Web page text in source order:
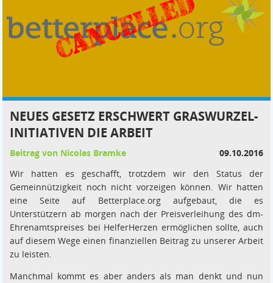
NEUES GESETZ ERSCHWERT GRASWURZEL-
INITIATIVEN DIE ARBEIT
Beitrag von Nicolas Bramke
09.10.2016
Wir hatten es geschafft, trotzdem wir den Status der
Gemeinnützigkeit noch nicht vorzeigen können. Wir hatten
eine Seite auf Betterplace.org aufgebaut, die es
Unterstützern ab morgen nach der Preisverleihung des dm-
Ehrenamtspreises bei HelferHerzen ermöglichen sollte, auch
auf diesem Wege einen finanziellen Beitrag zu unserer Arbeit
zu leisten.
Manchmal kommt es aber anders als man denkt und nun